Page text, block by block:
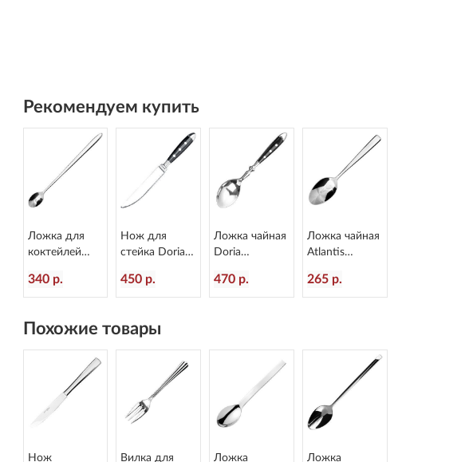
Рекомендуем купить
Ложка для
коктейлей
L=201/37 мм
Eternum 2080-
340 р.
Нож для
стейка Doria
Eternum 8004-
45
450 р.
Ложка чайная
Doria
Eternum 8004-
3
470 р.
Ложка чайная
Atlantis
Eternum 3010-
3
265 р.
Похожие товары
Нож
Вилка для
Ложка
Ложка